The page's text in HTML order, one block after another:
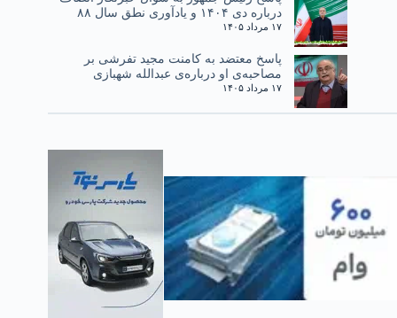
درباره دی ۱۴۰۴ و یادآوری نطق سال ۸۸
۱۷ مرداد ۱۴۰۵
پاسخ معتضد به کامنت مجید تفرشی بر
مصاحبه‌ی او درباره‌ی عبدالله شهبازی
۱۷ مرداد ۱۴۰۵